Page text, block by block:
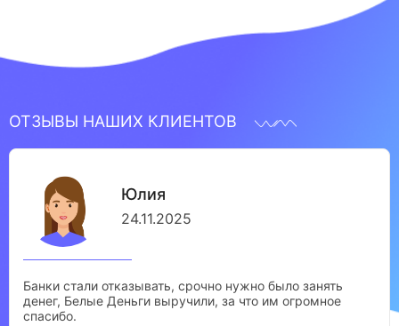
ОТЗЫВЫ НАШИХ КЛИЕНТОВ
Юлия
24.11.2025
Банки стали отказывать, срочно нужно было занять
денег, Белые Деньги выручили, за что им огромное
спасибо.